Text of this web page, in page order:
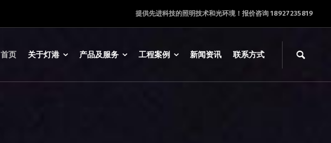
提供先进科技的照明技术和光环境！报价咨询 18927235819
首页 关于灯港 产品及服务 工程案例 新闻资讯 联系方式